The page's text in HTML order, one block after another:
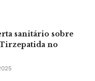
sanitário sobre
no